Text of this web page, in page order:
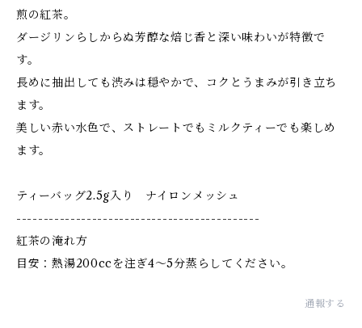
煎の紅茶。
ダージリンらしからぬ芳醇な焙じ香と深い味わいが特徴で
す。
長めに抽出しても渋みは穏やかで、コクとうまみが引き立ち
ます。
美しい赤い水色で、ストレートでもミルクティーでも楽しめ
ます。
ティーバッグ2.5g入り ナイロンメッシュ
---------------------------------------------
紅茶の淹れ方
目安：熱湯200ccを注ぎ4〜5分蒸らしてください。
通報する